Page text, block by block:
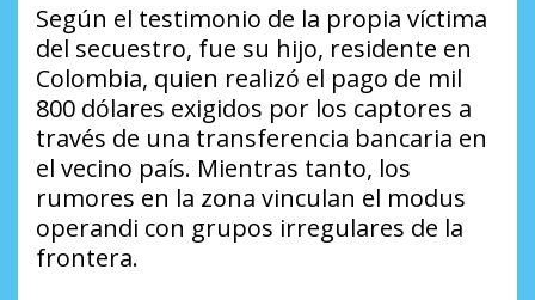
Según el testimonio de la propia víctima
del secuestro, fue su hijo, residente en
Colombia, quien realizó el pago de mil
800 dólares exigidos por los captores a
través de una transferencia bancaria en
el vecino país. Mientras tanto, los
rumores en la zona vinculan el modus
operandi con grupos irregulares de la
frontera.